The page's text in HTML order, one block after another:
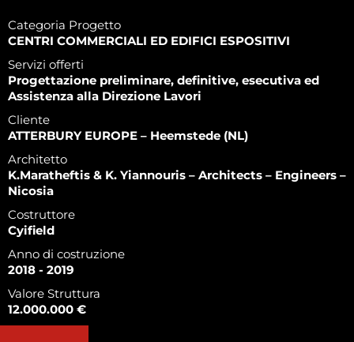
Categoria Progetto
CENTRI COMMERCIALI ED EDIFICI ESPOSITIVI
Servizi offerti
Progettazione preliminare, definitive, esecutiva ed
Assistenza alla Direzione Lavori
Cliente
ATTERBURY EUROPE – Heemstede (NL)
Architetto
K.Maratheftis & K. Yiannouris – Architects – Engineers –
Nicosia
Costruttore
Cyifield
Anno di costruzione
2018 - 2019
Valore Struttura
12.000.000 €